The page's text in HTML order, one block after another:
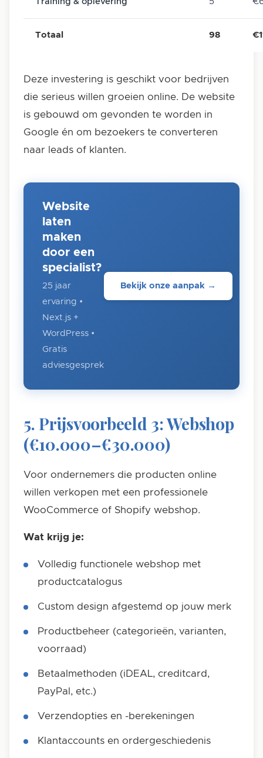
Totaal 98
Deze investering is geschikt voor bedrijven
die serieus willen groeien online. De website
is gebouwd om gevonden te worden in
Google én om bezoekers te converteren
naar leads of klanten.
Website
laten
maken
door een
specialist?
25 jaar
ervaring •
Next.js +
WordPress •
Gratis
adviesgesprek
Bekijk onze aanpak →
5. Prijsvoorbeeld 3: Webshop
(€10.000–€30.000)
Voor ondernemers die producten online
willen verkopen met een professionele
WooCommerce of Shopify webshop.
Wat krijg je:
Volledig functionele webshop met
productcatalogus
Custom design afgestemd op jouw merk
Productbeheer (categorieën, varianten,
voorraad)
Betaalmethoden (iDEAL, creditcard,
PayPal, etc.)
Verzendopties en -berekeningen
Klantaccounts en ordergeschiedenis